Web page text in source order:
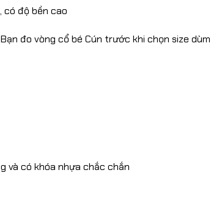
có độ bền cao
đo vòng cổ bé Cún trước khi chọn size dùm
và có khóa nhựa chắc chắn